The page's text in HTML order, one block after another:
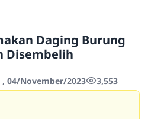
Daging Burung
Disembelih
04/November/2023
3,553